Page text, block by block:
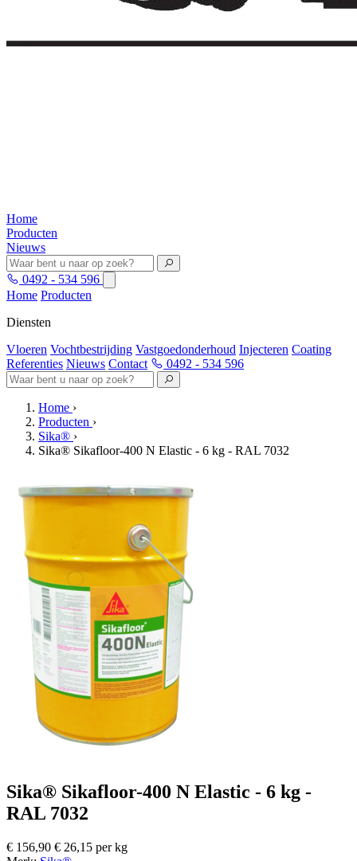
Home
Producten
Nieuws
0492 - 534 596
Home Producten
Diensten
Vloeren Vochtbestrijding Vastgoedonderhoud Injecteren Coating
Referenties Nieuws Contact 0492 - 534 596
Home ›
Producten ›
Sika® ›
Sika® Sikafloor-400 N Elastic - 6 kg - RAL 7032
Sika® Sikafloor-400 N Elastic - 6 kg -
RAL 7032
€ 156,90 € 26,15 per kg